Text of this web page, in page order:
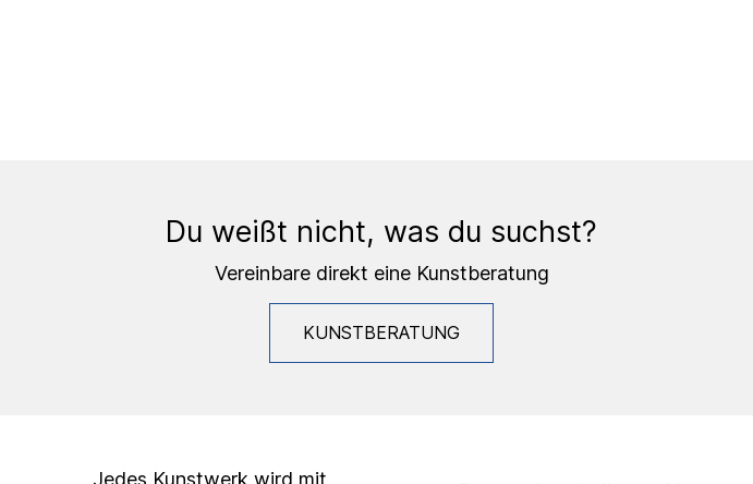
Du weißt nicht, was du suchst?
Vereinbare direkt eine Kunstberatung
KUNSTBERATUNG
Jedes Kunstwerk wird mit